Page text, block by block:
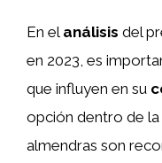
En el análisis del
en 2023, es
que influyen en su
opción dentro de la
almendras son